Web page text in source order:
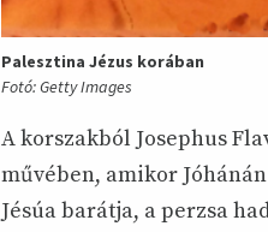
Palesztina Jézus korában
Fotó: Getty Images
A korszakból Josephus
művében, amikor
Jésúa barátja, a perzsa